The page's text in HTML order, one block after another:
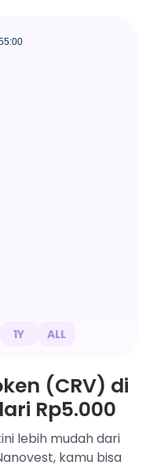
1Y ALL
(CRV) di
Rp5.000
lebih mudah dari
kamu bisa